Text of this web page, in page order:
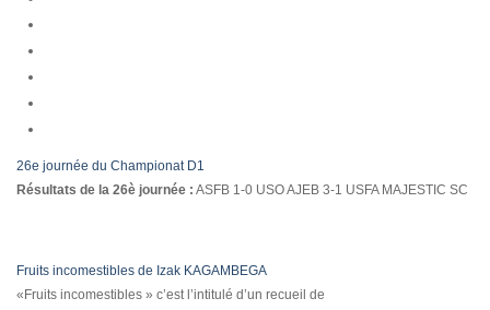
26e journée du Championat D1
Résultats de la 26è journée : ASFB 1-0 USO AJEB 3-1 USFA MAJESTIC SC
Fruits incomestibles de Izak KAGAMBEGA
«Fruits incomestibles » c’est l’intitulé d’un recueil de